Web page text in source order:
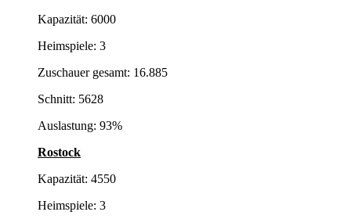
Kapazität: 6000
Heimspiele: 3
Zuschauer gesamt: 16.885
Schnitt: 5628
Auslastung: 93%
Rostock
Kapazität: 4550
Heimspiele: 3